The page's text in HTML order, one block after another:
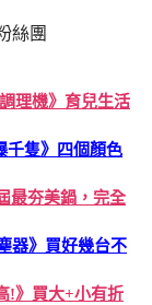
絲團
理機》育兒生活
千隻》四個顏色
最夯美鍋，完全
器》買好幾台不
!》買大+小有折